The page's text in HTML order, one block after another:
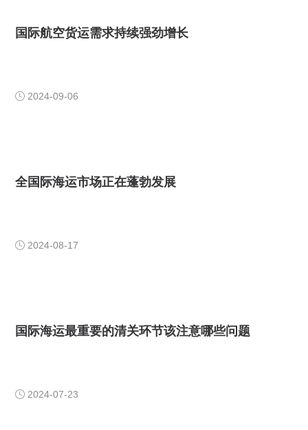
国际航空货运需求持续强劲增长
 2024-09-06
全国际海运市场正在蓬勃发展
 2024-08-17
国际海运最重要的清关环节该注意哪些问题
 2024-07-23